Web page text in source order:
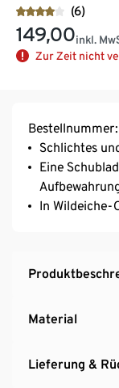
(6)
149,00inkl.
Zur Zeit nicht
Schlichtes
Eine
In Wildeiche-
Material
Lieferung &